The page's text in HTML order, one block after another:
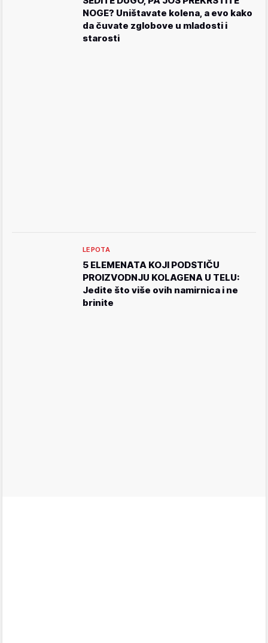
NOGE? Uništavate kolena, a evo kako
da čuvate zglobove u mladosti i
starosti
LEPOTA
5 ELEMENATA KOJI PODSTIČU
PROIZVODNJU KOLAGENA U TELU:
Jedite što više ovih namirnica i ne
brinite